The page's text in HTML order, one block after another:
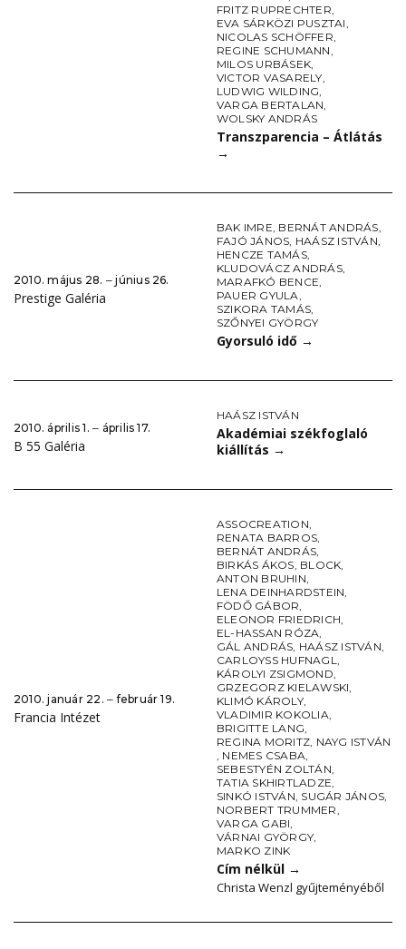
FRITZ RUPRECHTER,
EVA SÁRKÖZI PUSZTAI,
NICOLAS SCHÖFFER,
REGINE SCHUMANN,
MILOS URBÁSEK,
VICTOR VASARELY,
LUDWIG WILDING,
VARGA BERTALAN,
WOLSKY ANDRÁS
Transzparencia – Átlátás
→
2010. május 28. ‒ június 26.
Prestige Galéria
BAK IMRE, BERNÁT ANDRÁS,
FAJÓ JÁNOS, HAÁSZ ISTVÁN,
HENCZE TAMÁS,
KLUDOVÁCZ ANDRÁS,
MARAFKÓ BENCE,
PAUER GYULA,
SZIKORA TAMÁS,
SZŐNYEI GYÖRGY
Gyorsuló idő →
2010. április 1. ‒ április 17.
B 55 Galéria
HAÁSZ ISTVÁN
Akadémiai székfoglaló
kiállítás →
2010. január 22. ‒ február 19.
Francia Intézet
ASSOCREATION,
RENATA BARROS,
BERNÁT ANDRÁS,
BIRKÁS ÁKOS, BLOCK,
ANTON BRUHIN,
LENA DEINHARDSTEIN,
FÖDŐ GÁBOR,
ELEONOR FRIEDRICH,
EL-HASSAN RÓZA,
GÁL ANDRÁS, HAÁSZ ISTVÁN,
CARLOYSS HUFNAGL,
KÁROLYI ZSIGMOND,
GRZEGORZ KIELAWSKI,
KLIMÓ KÁROLY,
VLADIMIR KOKOLIA,
BRIGITTE LANG,
REGINA MORITZ, NAYG ISTVÁN
, NEMES CSABA,
SEBESTYÉN ZOLTÁN,
TATIA SKHIRTLADZE,
SINKÓ ISTVÁN, SUGÁR JÁNOS,
NORBERT TRUMMER,
VARGA GABI,
VÁRNAI GYÖRGY,
MARKO ZINK
Cím nélkül →
Christa Wenzl gyűjteményéből